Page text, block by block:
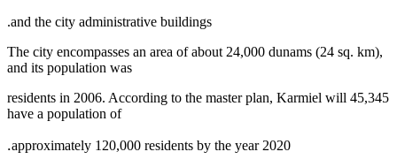
and the city administrative buildings.
The city encompasses an area of about 24,000 dunams (24 sq. km),
and its population was
45,345 residents in 2006. According to the master plan, Karmiel will
have a population of
approximately 120,000 residents by the year 2020
.